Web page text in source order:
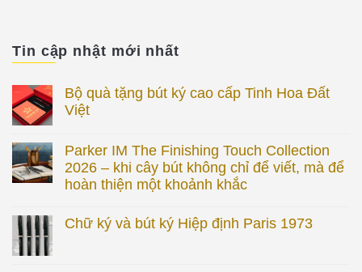
Tin cập nhật mới nhất
Bộ quà tặng bút ký cao cấp Tinh Hoa Đất
Việt
Parker IM The Finishing Touch Collection
2026 – khi cây bút không chỉ để viết, mà để
hoàn thiện một khoảnh khắc
Chữ ký và bút ký Hiệp định Paris 1973